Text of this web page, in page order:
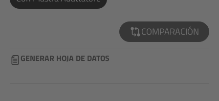
COMPARACIÓN
GENERAR HOJA DE DATOS